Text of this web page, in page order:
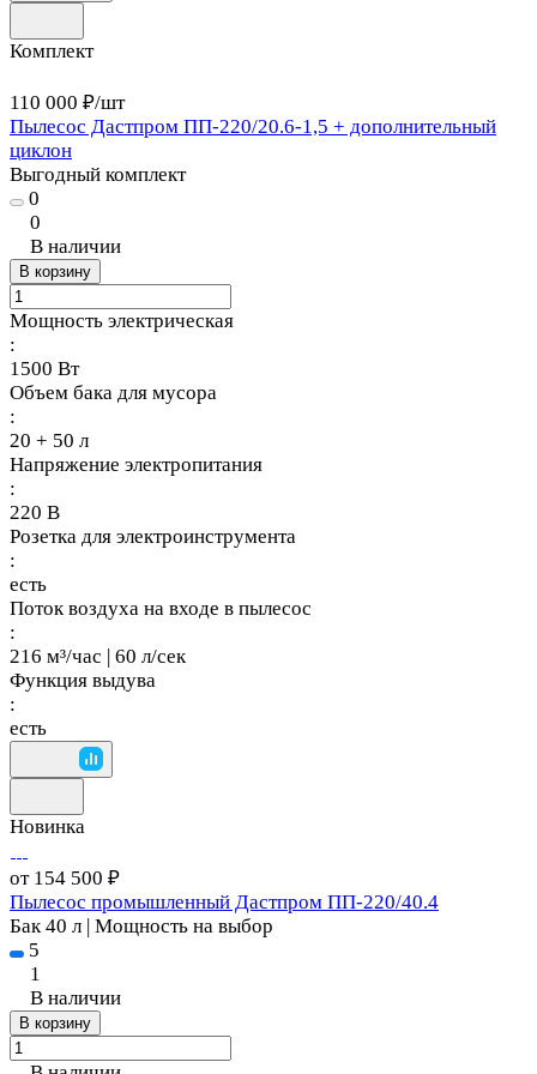
Комплект
110 000 ₽/шт
Пылесос Дастпром ПП-220/20.6-1,5 + дополнительный
циклон
Выгодный комплект
0
0
В наличии
В корзину
Мощность электрическая
:
1500 Вт
Объем бака для мусора
:
20 + 50 л
Напряжение электропитания
:
220 В
Розетка для электроинструмента
:
есть
Поток воздуха на входе в пылесос
:
216 м³/час | 60 л/сек
Функция выдува
:
есть
Новинка
от 154 500 ₽
Пылесос промышленный Дастпром ПП-220/40.4
Бак 40 л | Мощность на выбор
5
1
В наличии
В корзину